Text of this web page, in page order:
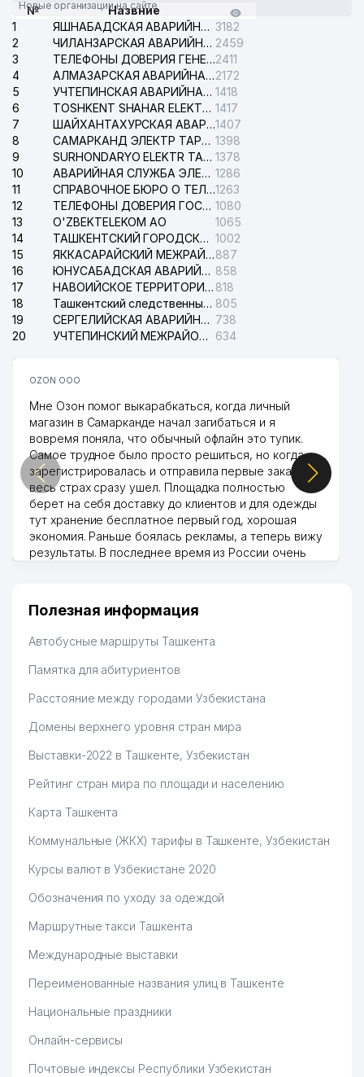
Новые организации на сайте
№
Назвние
1
ЯШНАБАДСКАЯ АВАРИЙНАЯ СЛУЖБА ЭЛЕКТРОСЕТИ 3182
2
ЧИЛАНЗАРСКАЯ АВАРИЙНАЯ СЛУЖБА ЭЛЕКТРОСЕТИ 2459
3
ТЕЛЕФОНЫ ДОВЕРИЯ ГЕНЕРАЛЬНОЙ ПРОКУРАТУРЫ РЕСПУБЛИКИ УЗБЕКИСТАН2411
4
АЛМАЗАРСКАЯ АВАРИЙНАЯ СЛУЖБА ЭЛЕКТРОСЕТИ2172
5
УЧТЕПИНСКАЯ АВАРИЙНАЯ СЛУЖБА ЭЛЕКТРОСЕТИ 1418
6
TOSHKENT SHAHAR ELEKTR TARMOQLARI KORXONASI АО 1417
7
ШАЙХАНТАХУРСКАЯ АВАРИЙНАЯ СЛУЖБА ЭЛЕКТРОСЕТИ1407
8
САМАРКАНД ЭЛЕКТР ТАРМОКЛАРИ АО 1398
9
SURHONDARYO ELEKTR TARMOKLARI АО 1378
10
АВАРИЙНАЯ СЛУЖБА ЭЛЕКТРОСЕТИ ТАШКЕНТСКОГО РАЙОНА 1286
11
СПРАВОЧНОЕ БЮРО О ТЕЛЕФОНАХ ОРГАНИЗАЦИЙ г. ТАШКЕНТА1263
12
ТЕЛЕФОНЫ ДОВЕРИЯ ГОСУДАРСТВЕННОГО ЦЕНТРА ТЕСТИРОВАНИЯ 1080
13
O'ZBEKTELEKOM АО
1065
14
ТАШКЕНТСКИЙ ГОРОДСКОЙ СУД ПО ГРАЖДАНСКИМ ДЕЛАМ 1002
15
ЯККАСАРАЙСКИЙ МЕЖРАЙОННЫЙ СУД ПО ГРАЖДАНСКИМ ДЕЛАМ887
16
ЮНУСАБАДСКАЯ АВАРИЙНАЯ СЛУЖБА ЭЛЕКТРОСЕТИ 858
17
НАВОИЙСКОЕ ТЕРРИТОРИАЛЬНОЕ ПРЕДПРИЯТИЕ ЭЛЕКТРОСЕТИ АО 818
18
Ташкентский следственный изолятор 805
19
СЕРГЕЛИЙСКАЯ АВАРИЙНАЯ СЛУЖБА ЭЛЕКТРОСЕТИ 738
20
УЧТЕПИНСКИЙ МЕЖРАЙОННЫЙ СУД ПО ГРАЖДАНСКИМ ДЕЛАМ 634
OZON ООО
Мне Озон помог выкарабкаться, когда личный
магазин в Самарканде начал загибаться и я
вовремя поняла, что обычный офлайн это тупик.
Самое трудное было просто решиться, но когда
зарегистрировалась и отправила первые заказы,
весь страх сразу ушел. Площадка полностью
берет на себя доставку до клиентов и для одежды
тут хранение бесплатное первый год, хорошая
экономия. Раньше боялась рекламы, а теперь вижу
результаты. В последнее время из России очень
Hamida 03.08.2026 12:45:39
Полезная информация
Автобусные маршруты Ташкента
Памятка для абитуриентов
Расстояние между городами Узбекистана
Домены верхнего уровня стран мира
Выставки-2022 в Ташкенте, Узбекистан
Рейтинг стран мира по площади и населению
Карта Ташкента
Коммунальные (ЖКХ) тарифы в Ташкенте, Узбекистан
Курсы валют в Узбекистане 2020
Обозначения по уходу за одеждой
Маршрутные такси Ташкента
Международные выставки
Переименованные названия улиц в Ташкенте
Национальные праздники
Онлайн-сервисы
Почтовые индексы Республики Узбекистан